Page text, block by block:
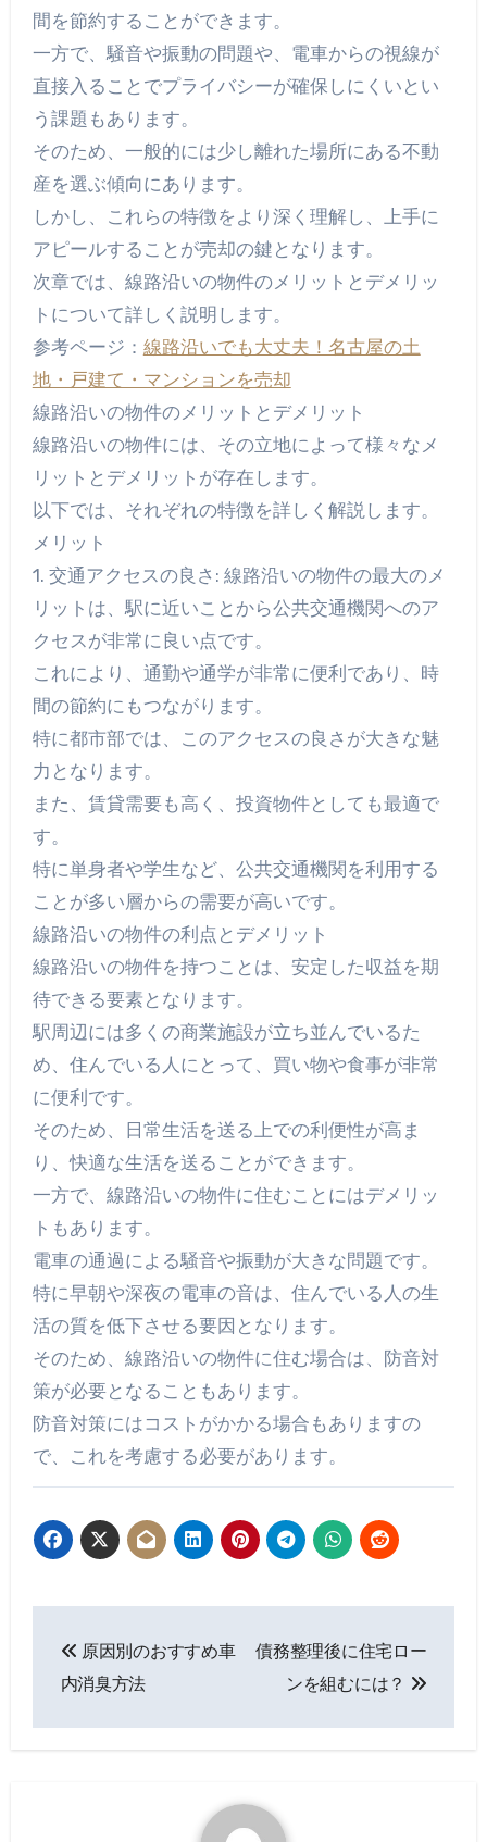
間を節約することができます。
一方で、騒音や振動の問題や、電車からの視線が
直接入ることでプライバシーが確保しにくいとい
う課題もあります。
そのため、一般的には少し離れた場所にある不動
産を選ぶ傾向にあります。
しかし、これらの特徴をより深く理解し、上手に
アピールすることが売却の鍵となります。
次章では、線路沿いの物件のメリットとデメリッ
トについて詳しく説明します。
参考ページ： 線路沿いでも大丈夫！名古屋の土
地・戸建て・マンションを売却
線路沿いの物件のメリットとデメリット
線路沿いの物件には、その立地によって様々なメ
リットとデメリットが存在します。
以下では、それぞれの特徴を詳しく解説します。
メリット
1. 交通アクセスの良さ: 線路沿いの物件の最大のメ
リットは、駅に近いことから公共交通機関へのア
クセスが非常に良い点です。
これにより、通勤や通学が非常に便利であり、時
間の節約にもつながります。
特に都市部では、このアクセスの良さが大きな魅
力となります。
また、賃貸需要も高く、投資物件としても最適で
す。
特に単身者や学生など、公共交通機関を利用する
ことが多い層からの需要が高いです。
線路沿いの物件の利点とデメリット
線路沿いの物件を持つことは、安定した収益を期
待できる要素となります。
駅周辺には多くの商業施設が立ち並んでいるた
め、住んでいる人にとって、買い物や食事が非常
に便利です。
そのため、日常生活を送る上での利便性が高ま
り、快適な生活を送ることができます。
一方で、線路沿いの物件に住むことにはデメリッ
トもあります。
電車の通過による騒音や振動が大きな問題です。
特に早朝や深夜の電車の音は、住んでいる人の生
活の質を低下させる要因となります。
そのため、線路沿いの物件に住む場合は、防音対
策が必要となることもあります。
防音対策にはコストがかかる場合もありますの
で、これを考慮する必要があります。
稿
原因別のおすすめ車
内消臭方法
債務整理後に住宅ロー
ンを組むには？